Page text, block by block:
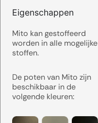
Eigenschappen
Mito kan gestoffeerd
worden in alle mogelijke
stoffen.
De poten van Mito zijn
beschikbaar in de
volgende kleuren: